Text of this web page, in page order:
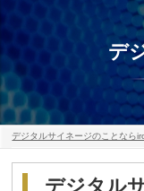
デ
デジタルサイネージのことなら
デジタル